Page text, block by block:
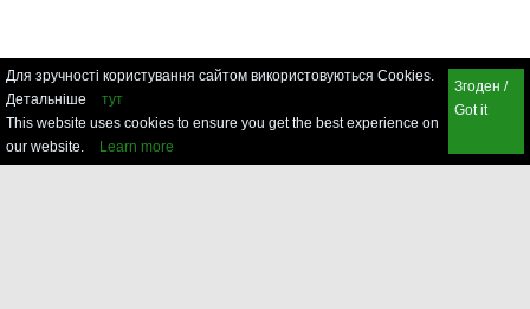
Для зручності користування сайтом використовуються Cookies.
Детальніше
тут
This website uses cookies to ensure you get the best experience on
our website.
Learn more
Згоден /
Got it